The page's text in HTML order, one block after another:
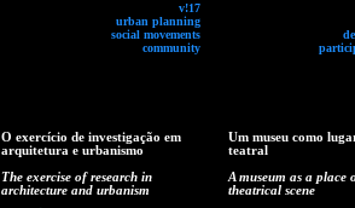
v!17
urban planning
social movements
community
O exercício de investigação em
arquitetura e urbanismo
The exercise of research in
architecture and urbanism
Um museu como
teatral
A museum as a place
theatrical scene